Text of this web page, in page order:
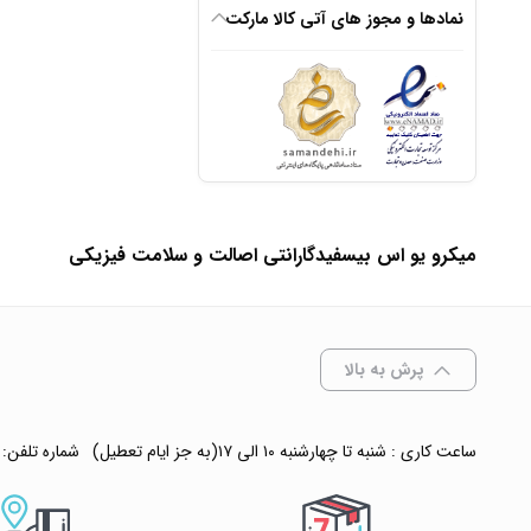
نمادها و مجوز های آتی کالا مارکت
✧ چت با
میکرو یو اس بیسفیدگارانتی اصالت و سلامت فیزیکی
پرش به بالا
ساعت کاری : شنبه تا چهارشنبه ۱۰ الی ۱۷(به جز ایام تعطیل) شماره تلفن: